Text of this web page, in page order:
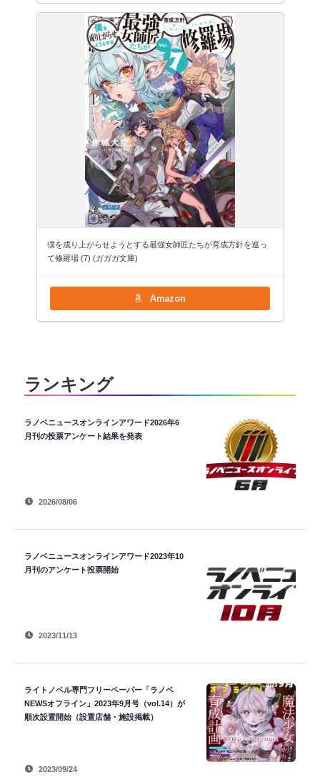
僕を成り上がらせようとする最強女師匠たちが育成方針を巡っ
て修羅場 (7) (ガガガ文庫)
Amazon
ランキング
ラノベニュースオンラインアワード2026年6
月刊の投票アンケート結果を発表
2026/08/06
ラノベニュースオンラインアワード2023年10
月刊のアンケート投票開始
2023/11/13
ライトノベル専門フリーペーパー「ラノベ
NEWSオフライン」2023年9月号（vol.14）が
順次設置開始（設置店舗・施設掲載）
2023/09/24